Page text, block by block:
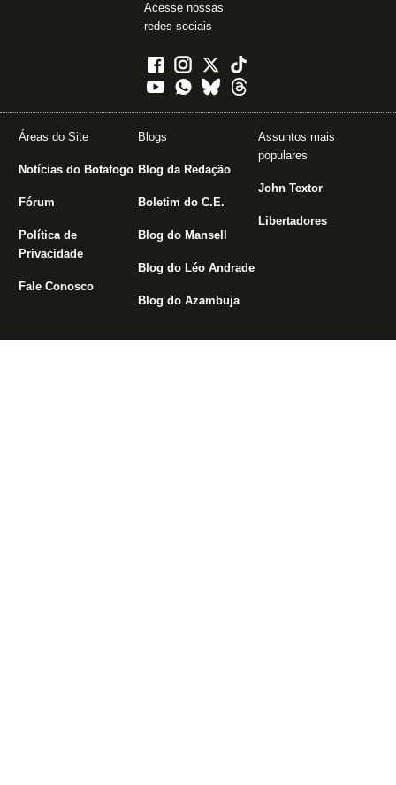
Acesse nossas
redes sociais
Áreas do Site
Notícias do Botafogo
Fórum
Política de
Privacidade
Fale Conosco
Blogs
Blog da Redação
Boletim do C.E.
Blog do Mansell
Blog do Léo Andrade
Blog do Azambuja
Assuntos mais
populares
John Textor
Libertadores